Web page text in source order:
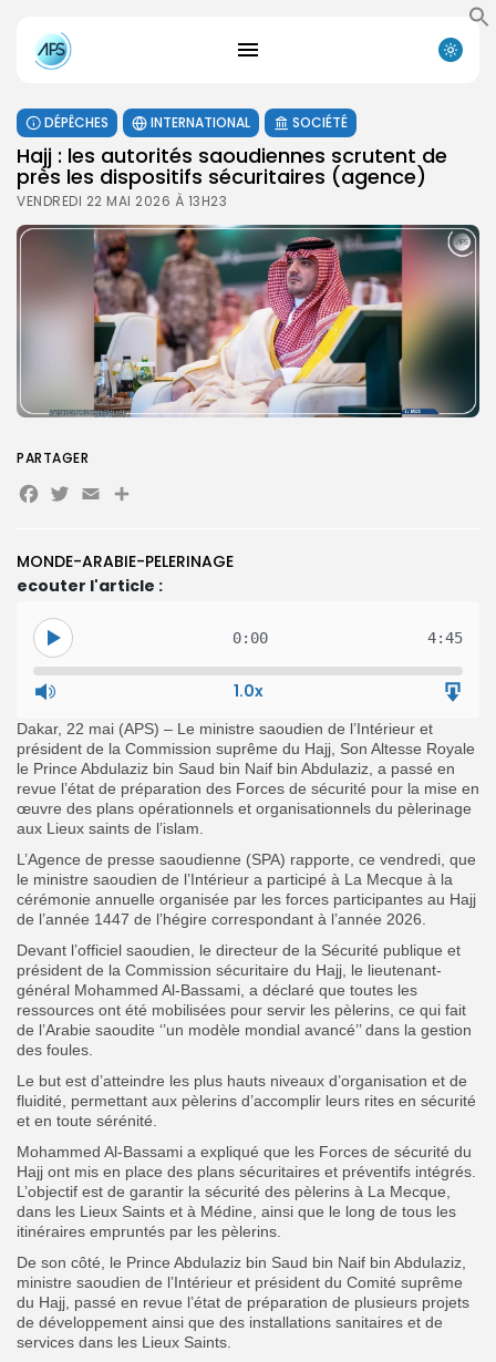
DÉPÊCHES INTERNATIONAL SOCIÉTÉ
Hajj : les autorités saoudiennes scrutent de
près les dispositifs sécuritaires (agence)
VENDREDI 22 MAI 2026 À 13H23
MONDE-ARABIE-PELERINAGE
ecouter l'article :
0:00 4:45
1.0x
Dakar, 22 mai (APS) – Le ministre saoudien de l’Intérieur et
président de la Commission suprême du Hajj, Son Altesse Royale
le Prince Abdulaziz bin Saud bin Naif bin Abdulaziz, a passé en
revue l’état de préparation des Forces de sécurité pour la mise en
œuvre des plans opérationnels et organisationnels du pèlerinage
aux Lieux saints de l’islam.
L’Agence de presse saoudienne (SPA) rapporte, ce vendredi, que
le ministre saoudien de l’Intérieur a participé à La Mecque à la
cérémonie annuelle organisée par les forces participantes au Hajj
de l’année 1447 de l’hégire correspondant à l’année 2026.
Devant l’officiel saoudien, le directeur de la Sécurité publique et
président de la Commission sécuritaire du Hajj, le lieutenant-
général Mohammed Al-Bassami, a déclaré que toutes les
ressources ont été mobilisées pour servir les pèlerins, ce qui fait
de l’Arabie saoudite ‘’un modèle mondial avancé’’ dans la gestion
des foules.
Le but est d’atteindre les plus hauts niveaux d’organisation et de
fluidité, permettant aux pèlerins d’accomplir leurs rites en sécurité
et en toute sérénité.
Mohammed Al-Bassami a expliqué que les Forces de sécurité du
Hajj ont mis en place des plans sécuritaires et préventifs intégrés.
L’objectif est de garantir la sécurité des pèlerins à La Mecque,
dans les Lieux Saints et à Médine, ainsi que le long de tous les
itinéraires empruntés par les pèlerins.
De son côté, le Prince Abdulaziz bin Saud bin Naif bin Abdulaziz,
ministre saoudien de l’Intérieur et président du Comité suprême
du Hajj, passé en revue l’état de préparation de plusieurs projets
de développement ainsi que des installations sanitaires et de
services dans les Lieux Saints.
PARTAGER
Facebook
Twitter
EmailPartager